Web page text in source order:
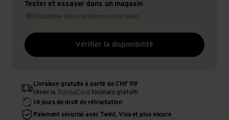
Tester et essayer dans un magasin
Disponible dans certaines succursales
Vérifier la disponibilité
Livraison gratuite à partir de CHF 99
(Avec la
TransaCard toujours gratuit)
14 jours de droit de rétractation
Paiement sécurisé avec Twint, Visa et plus encore